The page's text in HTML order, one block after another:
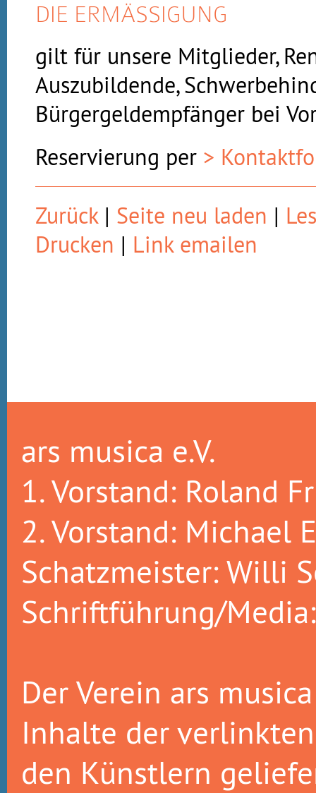
DIE ERMÄSSIGUNG
gilt für unsere Mitglieder,
Auszubildende,
Bürgergeldempfänger bei
Reservierung per >
Zurück| Seite neu laden |
Drucken | Link emailen
ars musica e.V.
1. Vorstand: Roland
2. Vorstand: Michael
Schatzmeister: Willi
Schriftführung/
Der Verein ars
Inhalte der
den Künstlern